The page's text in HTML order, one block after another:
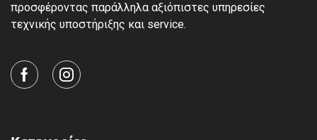
προσφέροντας παράλληλα αξιόπιστες υπηρεσίες
τεχνικής υποστήριξης και service.